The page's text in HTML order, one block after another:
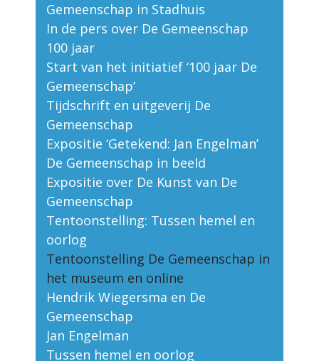
Gemeenschap in Stadhuis
In de pers over De Gemeenschap
100 jaar
Start van het initiatief ‘100 jaar De
Gemeenschap’
Tijdschrift en uitgeverij De
Gemeenschap
Expositie ‘Getekend: Jan Engelman’
De Gemeenschap in beeld
Expositie over De Kunst van De
Gemeenschap
Tentoonstelling: Tussen hemel en
oorlog
Tentoonstelling De Gemeenschap in
het museum en online
Hendrik Wiegersma en De
Gemeenschap
Jan Engelman
Tussen hemel en oorlog